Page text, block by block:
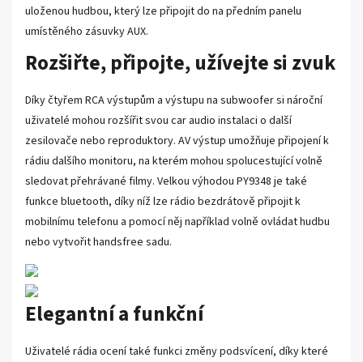
uloženou hudbou, který lze připojit do na předním panelu
umístěného zásuvky AUX.
Rozšiřte, připojte, užívejte si zvuk
Díky čtyřem RCA výstupům a výstupu na subwoofer si nároční
uživatelé mohou rozšířit svou car audio instalaci o další
zesilovače nebo reproduktory. AV výstup umožňuje připojení k
rádiu dalšího monitoru, na kterém mohou spolucestující volně
sledovat přehrávané filmy. Velkou výhodou PY9348 je také
funkce bluetooth, díky níž lze rádio bezdrátově připojit k
mobilnímu telefonu a pomocí něj například volně ovládat hudbu
nebo vytvořit handsfree sadu.
Elegantní a funkční
Uživatelé rádia ocení také funkci změny podsvícení, díky které